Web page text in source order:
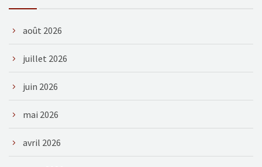
août 2026
juillet 2026
juin 2026
mai 2026
avril 2026